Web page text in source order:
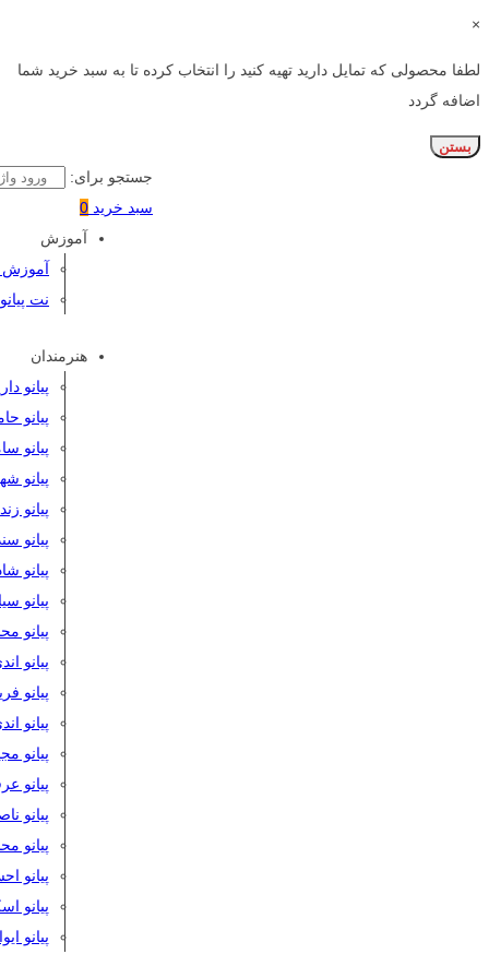
×
لطفا محصولی که تمایل دارید تهیه کنید را انتخاب کرده تا به سبد خرید شما
اضافه گردد
بستن
جستجو برای:
سبد خرید 0
آموزش
آموزش
نت پیانو
هنرمندان
پیانو
پیانو
پیانو
پیانو
پیانو
پیانو
پیانو
پیانو
پیانو
پیانو
پیانو
پیانو
پیانو
پیانو
پیانو
پیانو
پیانو
پیانو
پیانو